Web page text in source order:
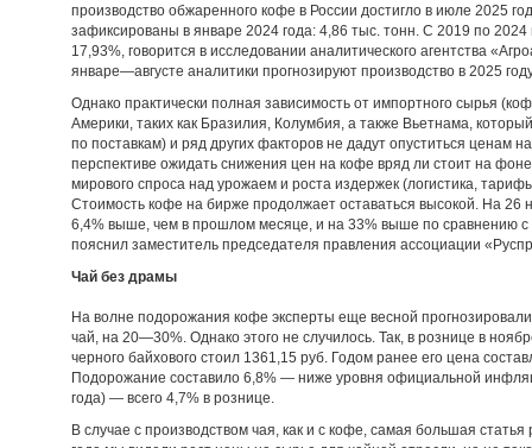
производство обжаренного кофе в России достигло в июле 2025
зафиксированы в январе 2024 года: 4,86 тыс. тонн. С 2019 по 2024
17,93%, говорится в исследовании аналитического агентства
январе—августе аналитики прогнозируют производство в 2025
Однако практически полная зависимость от импортного сырья
Америки, таких как Бразилия, Колумбия, а также Вьетнама,
по поставкам) и ряд других факторов не дадут опуститься ценам
перспективе ожидать снижения цен на кофе вряд ли стоит на
мирового спроса над урожаем и роста издержек (логистика,
Стоимость кофе на бирже продолжает оставаться высокой. На
6,4% выше, чем в прошлом месяце, и на 33% выше по сравнению
пояснил заместитель председателя правления ассоциации
Чай без драмы
На волне подорожания кофе эксперты еще весной
чай, на 20—30%. Однако этого не случилось. Так, в рознице в
черного байхового стоил 1361,15 руб. Годом ранее его цена
Подорожание составило 6,8% — ниже уровня официальной
года) — всего 4,7% в рознице.
В случае с производством чая, как и с кофе, самая большая